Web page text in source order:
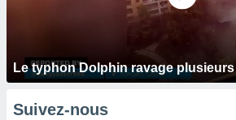
Le typhon Dolphin ravage
Suivez-nous